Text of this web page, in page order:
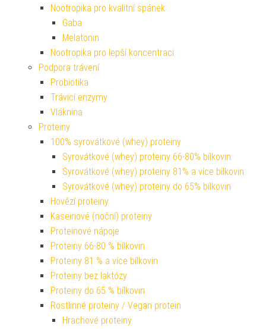
Nootropika pro kvalitní spánek
Gaba
Melatonin
Nootropika pro lepší koncentraci
Podpora trávení
Probiotika
Trávicí enzymy
Vláknina
Proteiny
100% syrovátkové (whey) proteiny
Syrovátkové (whey) proteiny 66-80% bílkovin
Syrovátkové (whey) proteiny 81% a více bílkovin
Syrovátkové (whey) proteiny do 65% bílkovin
Hovězí proteiny
Kaseinové (noční) proteiny
Proteinové nápoje
Proteiny 66-80 % bílkovin
Proteiny 81 % a více bílkovin
Proteiny bez laktózy
Proteiny do 65 % bílkovin
Rostlinné proteiny / Vegan protein
Hrachové proteiny